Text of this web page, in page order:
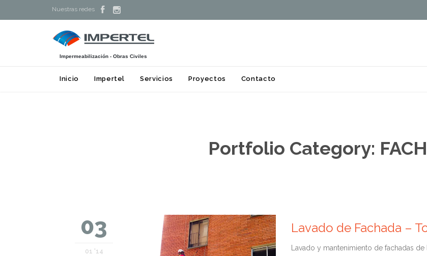
Nuestras redes  
Impermeabilización - Obras Civiles
Inicio Impertel Servicios Proyectos Contacto
Portfolio Category:
03
01 '14
Lavado de Fachada –
Lavado y mantenimiento de fachadas